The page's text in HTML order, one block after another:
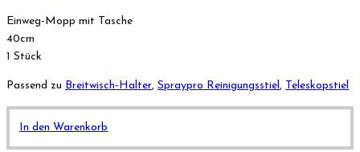
Einweg-Mopp mit Tasche
40cm
1 Stück
Passend zu Breitwisch-Halter, Spraypro Reinigungsstiel, Teleskopstiel
In den Warenkorb